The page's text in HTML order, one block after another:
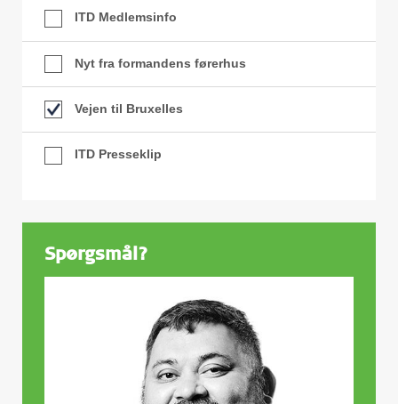
ITD Medlemsinfo
Nyt fra formandens førerhus
Vejen til Bruxelles
ITD Presseklip
Spørgsmål?